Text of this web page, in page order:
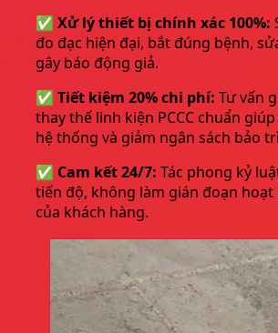
✅ Xử lý thiết bị chính xác 100%:
đo đạc hiện đại, bắt đúng bệnh,
gây báo động giả.
✅ Tiết kiệm 20% chi phí: Tư vấn
thay thế linh kiện PCCC chuẩn
hệ thống và giảm ngân sách bảo
✅ Cam kết 24/7: Tác phong kỷ
tiến độ, không làm gián đoạn
của khách hàng.